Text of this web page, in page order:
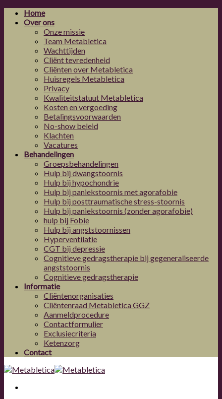
Skip
Home
Over ons
Onze missie
Team Metabletica
Wachttijden
Cliënt tevredenheid
Cliënten over Metabletica
Huisregels Metabletica
Privacy
Kwaliteitstatuut Metabletica
Kosten en vergoeding
Betalingsvoorwaarden
No-show beleid
Klachten
Vacatures
Behandelingen
Groepsbehandelingen
Hulp bij dwangstoornis
Hulp bij hypochondrie
Hulp bij paniekstoornis met agorafobie
Hulp bij posttraumatische stress-stoornis
Hulp bij paniekstoornis (zonder agorafobie)
hulp bij Fobie
Hulp bij angststoornissen
Hyperventilatie
CGT bij depressie
Cognitieve gedragstherapie bij gegeneraliseerde
angststoornis
Cognitieve gedragstherapie
Informatie
Cliëntenorganisaties
Cliëntenraad Metabletica GGZ
Aanmeldprocedure
Contactformulier
Exclusiecriteria
Ketenzorg
Contact